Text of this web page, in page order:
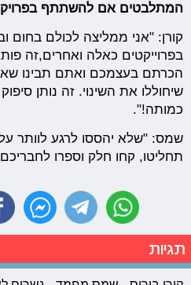
המתלבטים אם להשתתף
קורן: "אני ממליצה לכולם
בפרוייקטים כאלה ואחרים,זה
הכרתם בעצמכם ואתם תבינו
שיחוללו את השינוי. זה נותן
כמותה!".
שמס: "שלא יהססו לרגע לוותר על
תחליטו, קחו חלק וספרו
תגיות